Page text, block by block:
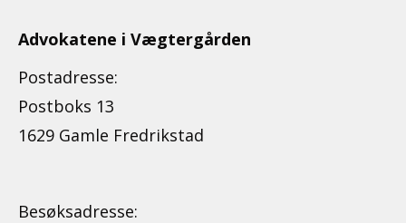
Advokatene i Vægtergården
Postadresse:
Postboks 13
1629 Gamle Fredrikstad
Besøksadresse: